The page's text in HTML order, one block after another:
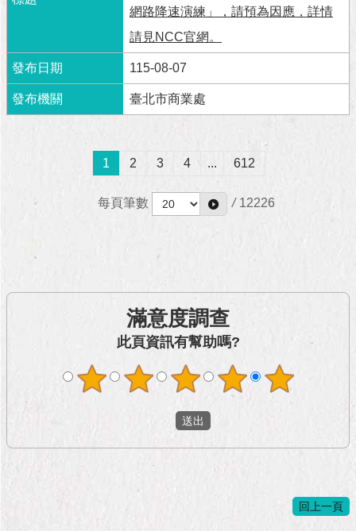
網路降速演練」，請預為因應，詳情
請見NCC官網。
115-08-07
臺北市商業處
1 2 3 4 ... 612
每頁筆數 / 12226
滿意度調查
此頁資訊有幫助嗎?
回上一頁